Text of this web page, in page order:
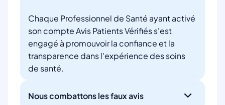
Chaque Professionnel de Santé ayant activé
son compte Avis Patients Vérifiés s'est
engagé à promouvoir la confiance et la
transparence dans l'expérience des soins
de santé.
Nous combattons les faux avis